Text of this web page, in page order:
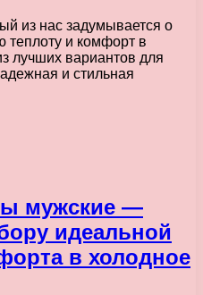
из нас задумывается о
теплоту и комфорт в
лучших вариантов для
и стильная
мужские —
идеальной
в холодное